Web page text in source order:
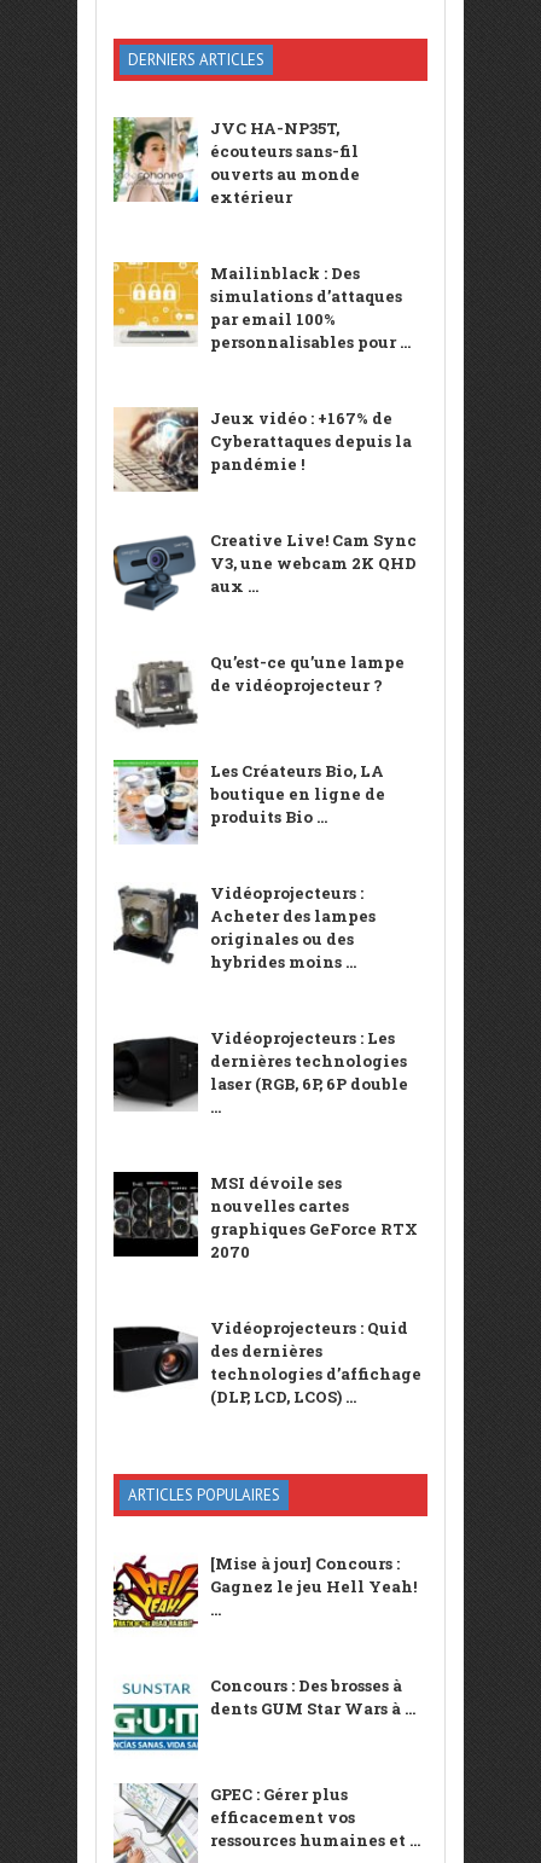
DERNIERS ARTICLES
JVC HA-NP35T,
écouteurs sans-fil
ouverts au monde
extérieur
Mailinblack : Des
simulations d’attaques
par email 100%
personnalisables pour ...
Jeux vidéo : +167% de
Cyberattaques depuis la
pandémie !
Creative Live! Cam Sync
V3, une webcam 2K QHD
aux ...
Qu’est-ce qu’une lampe
de vidéoprojecteur ?
Les Créateurs Bio, LA
boutique en ligne de
produits Bio ...
Vidéoprojecteurs :
Acheter des lampes
originales ou des
hybrides moins ...
Vidéoprojecteurs : Les
dernières technologies
laser (RGB, 6P, 6P double
...
MSI dévoile ses
nouvelles cartes
graphiques GeForce RTX
2070
Vidéoprojecteurs : Quid
des dernières
technologies d’affichage
(DLP, LCD, LCOS) ...
ARTICLES POPULAIRES
[Mise à jour] Concours :
Gagnez le jeu Hell Yeah!
...
Concours : Des brosses à
dents GUM Star Wars à ...
GPEC : Gérer plus
efficacement vos
ressources humaines et ...